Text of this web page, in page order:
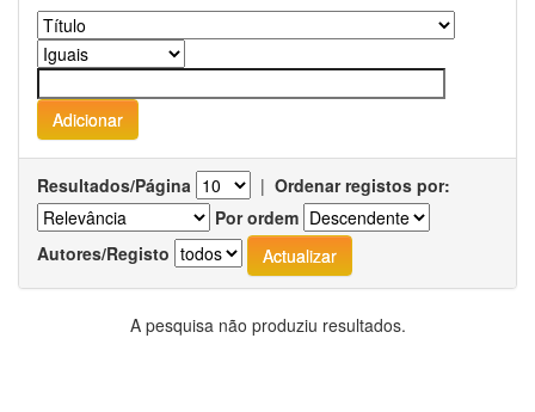
Resultados/Página | Ordenar registos por:
Por ordem
Autores/Registo
A pesquisa não produziu resultados.